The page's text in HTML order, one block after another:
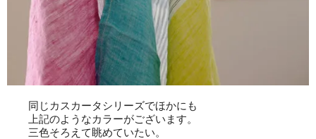
同じカスカータシリーズでほかにも
上記のようなカラーがございます。
三色そろえて眺めていたい。